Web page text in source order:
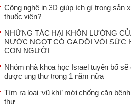
Công nghệ in 3D giúp ích gì trong sản
thuốc viên?
NHỮNG TÁC HẠI KHÔN LƯỜNG
NƯỚC NGỌT CÓ GA ĐỐI VỚI SỨC
CON NGƯỜI
Nhóm nhà khoa học Israel tuyên bố sẽ
được ung thư trong 1 năm nữa
Tìm ra loại ‘vũ khí’ mới chống căn
thư